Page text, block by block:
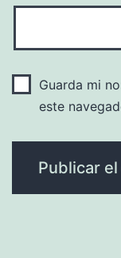
Guarda mi
este